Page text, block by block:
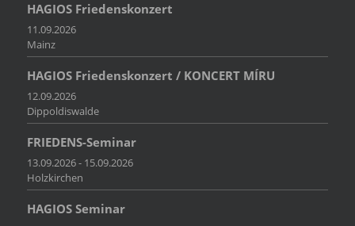
HAGIOS Friedenskonzert
11.09.2026
Mainz
HAGIOS Friedenskonzert / KONCERT MÍRU
12.09.2026
Dippoldiswalde
FRIEDENS-Seminar
13.09.2026 - 15.09.2026
Holzkirchen
HAGIOS Seminar